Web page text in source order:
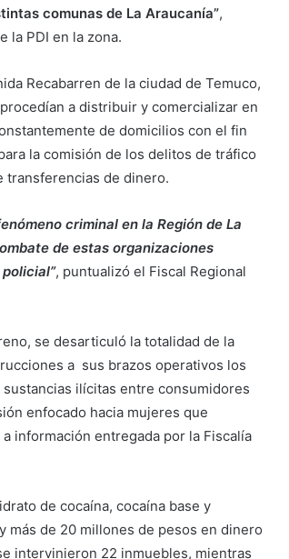
comunas de La Araucanía”,
la PDI en la zona.
Recabarren de la ciudad de Temuco,
a distribuir y comercializar en
de domicilios con el fin
la comisión de los delitos de tráfico
transferencias de dinero.
criminal en la Región de La
de estas organizaciones
, puntualizó el Fiscal Regional
se desarticuló la totalidad de la
a sus brazos operativos los
ilícitas entre consumidores
enfocado hacia mujeres que
información entregada por la Fiscalía
de cocaína, cocaína base y
más de 20 millones de pesos en dinero
intervinieron 22 inmuebles, mientras